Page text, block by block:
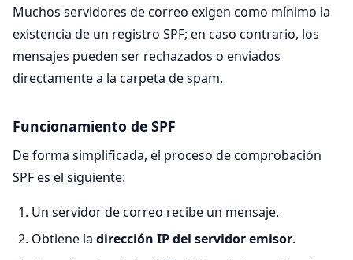
Muchos servidores de correo exigen como mínimo la
existencia de un registro SPF; en caso contrario, los
mensajes pueden ser rechazados o enviados
directamente a la carpeta de spam.
Funcionamiento de SPF
De forma simplificada, el proceso de comprobación
SPF es el siguiente:
Un servidor de correo recibe un mensaje.
Obtiene la dirección IP del servidor emisor.